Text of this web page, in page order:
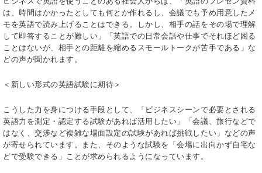
は、時間はかかったとしても何とか作れるし、会議でも予め用意したメ
モを英語で読み上げることはできる。しかし、相手の話をその場で理解
して即答することが難しい」「英語での日常会話や仕事でそれほど困る
ことはないが、相手との距離を縮めるスモールトークが苦手である」な
どの声が聞かれます。
＜新しい形式の英語試験に期待＞
こうした力を身につける手段として、「ビジネスシーンで必要とされる
英語力を測定・認定する試験があれば活用したい」「会議、旅行などで
はなく、交渉など複雑な場面設定の試験があれば挑戦したい」などの声
が寄せられています。また、そのような試験を「会場に出向かず自宅な
どで受験できる」ことが求められるようになっています。